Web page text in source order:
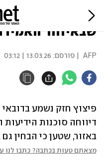
דיווח: "פיצוץ
שבאיחוד
AFP | פורסם: 13.03.26 | 03:12
באזור, שטען כי הבחין
מצאתם טעות בכתבה? כתבו לנו